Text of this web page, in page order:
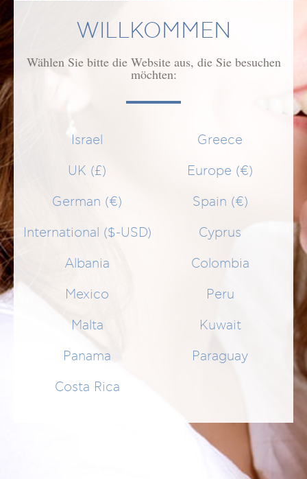
WILLKOMMEN
Wählen Sie bitte die Website aus, die Sie besuchen
möchten:
Israel Greece
UK (£) Europe (€)
German (€) Spain (€)
International ($-USD) Cyprus
Albania Colombia
Mexico Peru
Malta Kuwait
Panama Paraguay
Costa Rica
Reinigende Maske für fettige und zu Akne neigende Haut
21,50 €
Anzeigen nach
Footer Menu PRODUCTS